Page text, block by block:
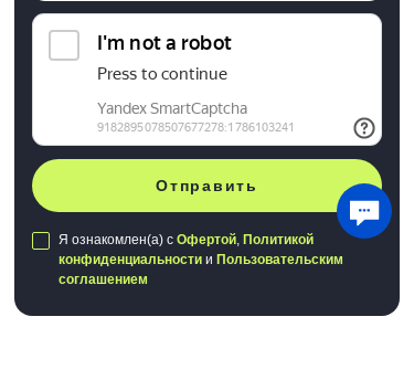
Отправить
Я ознакомлен(а) с Офертой, Политикой
конфиденциальности и Пользовательским
соглашением